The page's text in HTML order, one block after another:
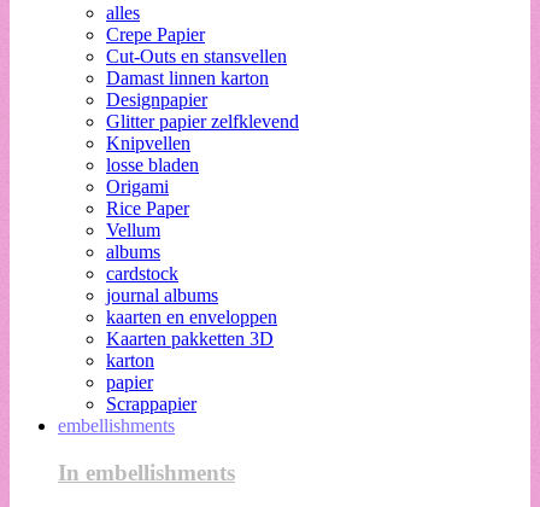
alles
Crepe Papier
Cut-Outs en stansvellen
Damast linnen karton
Designpapier
Glitter papier zelfklevend
Knipvellen
losse bladen
Origami
Rice Paper
Vellum
albums
cardstock
journal albums
kaarten en enveloppen
Kaarten pakketten 3D
karton
papier
Scrappapier
embellishments
In embellishments